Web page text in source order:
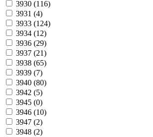
3930 (116)
3931 (4)
3933 (124)
3934 (12)
3936 (29)
3937 (21)
3938 (65)
3939 (7)
3940 (80)
3942 (5)
3945 (0)
3946 (10)
3947 (2)
3948 (2)